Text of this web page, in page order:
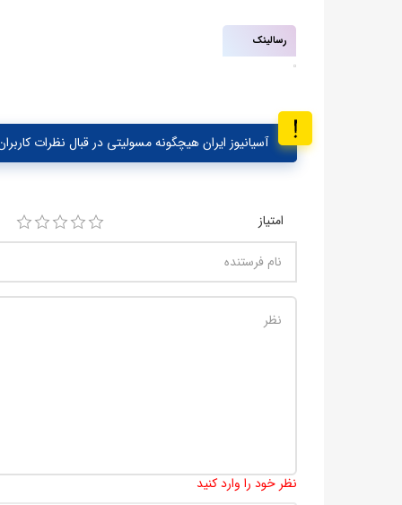
رسالینک
آسیانیوز ایران هیچگونه مسولیتی در قبال نظرات
امتیاز
نظر خود را وارد کنید